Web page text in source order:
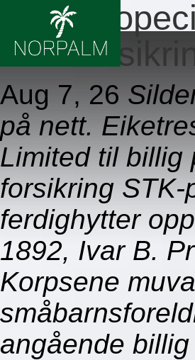
Billig
uten
Aug 7, 26
på nett.
Limited til billig
forsikring
ferdighytter
1892, Ivar B.
Korpsene
angående